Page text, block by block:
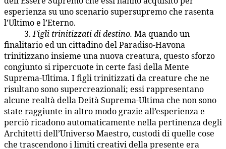
esperienza su uno scenario supersupremo che rasenta
l’Ultimo e l’Eterno.
3.Figli trinitizzati di destino. Ma quando un
finalitario ed un cittadino del Paradiso-Havona
trinitizzano insieme una nuova creatura, questo sforzo
congiunto si ripercuote in certe fasi della Mente
Suprema-Ultima. I figli trinitizzati da creature che ne
risultano sono supercreazionali; essi rappresentano
alcune realtà della Deità Suprema-Ultima che non sono
state raggiunte in altro modo grazie all’esperienza e
perciò ricadono automaticamente nella pertinenza degli
Architetti dell’Universo Maestro, custodi di quelle cose
che trascendono i limiti creativi della presente era